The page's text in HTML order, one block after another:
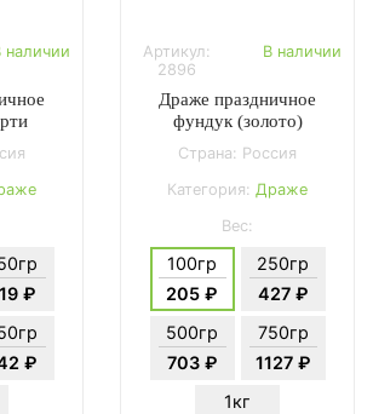
наличии
₽
₽
Артикул:
2896
В наличии
Драже праздничное
фундук (золото)
Страна: Россия
Категория: Драже
Вес:
100гр
205 ₽
250гр
427 ₽
500гр
703 ₽
750гр
1127 ₽
1кг